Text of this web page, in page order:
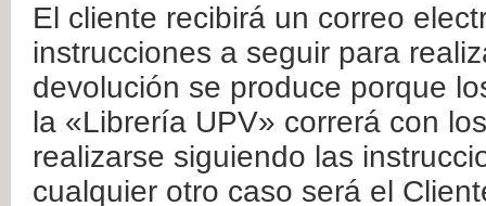
El cliente recibirá un correo
instrucciones a seguir para
devolución se produce porque
la «Librería UPV» correrá con
realizarse siguiendo las
cualquier otro caso será el